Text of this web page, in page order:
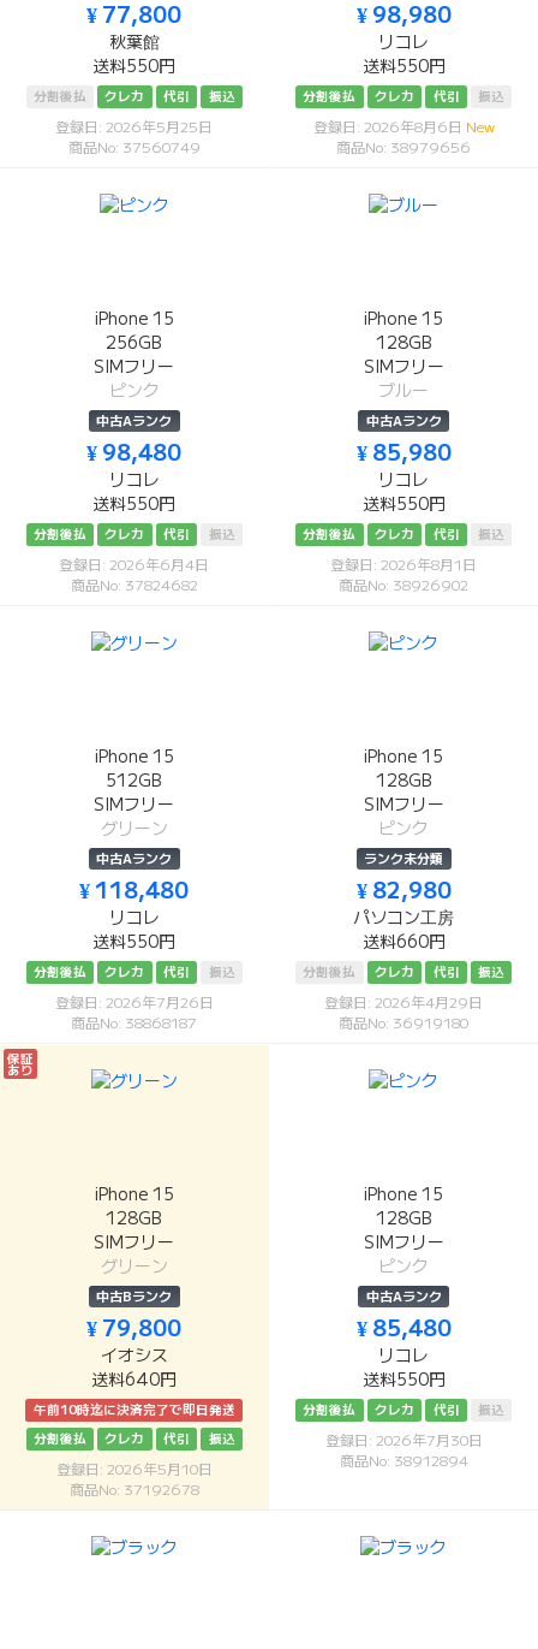
¥ 77,800
秋葉館
送料550円
分割後払 クレカ 代引 振込
登録日: 2026年5月25日
商品No: 37560749
¥ 98,980
リコレ
送料550円
分割後払 クレカ 代引 振込
登録日: 2026年8月6日 New
商品No: 38979656
iPhone 15
256GB
SIMフリー
ピンク
中古Aランク
¥ 98,480
リコレ
送料550円
分割後払 クレカ 代引 振込
登録日: 2026年6月4日
商品No: 37824682
iPhone 15
128GB
SIMフリー
ブルー
中古Aランク
¥ 85,980
リコレ
送料550円
分割後払 クレカ 代引 振込
登録日: 2026年8月1日
商品No: 38926902
iPhone 15
512GB
SIMフリー
グリーン
中古Aランク
¥ 118,480
リコレ
送料550円
分割後払 クレカ 代引 振込
登録日: 2026年7月26日
商品No: 38868187
iPhone 15
128GB
SIMフリー
ピンク
ランク未分類
¥ 82,980
パソコン工房
送料660円
分割後払 クレカ 代引 振込
登録日: 2026年4月29日
商品No: 36919180
保証
あり
iPhone 15
128GB
SIMフリー
グリーン
中古Bランク
¥ 79,800
イオシス
送料640円
午前10時迄に決済完了で即日発送
分割後払
クレカ 代引 振込
登録日: 2026年5月10日
商品No: 37192678
iPhone 15
128GB
SIMフリー
ピンク
中古Aランク
¥ 85,480
リコレ
送料550円
分割後払 クレカ 代引 振込
登録日: 2026年7月30日
商品No: 38912894